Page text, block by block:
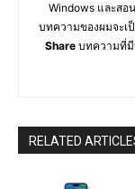
Windows และสอ
บทความของผมจะเ
Share บทความที่มี
RELATED